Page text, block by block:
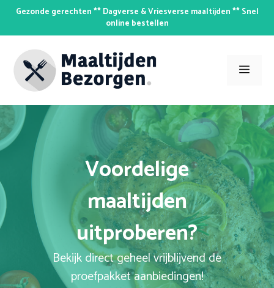
Skip
content
Gezonde gerechten ** Dagverse & Vriesverse maaltijden ** Snel
online bestellen
Menu
Voordelige
maaltijden
uitproberen?
Bekijk direct geheel vrijblijvend de
proefpakket aanbiedingen!